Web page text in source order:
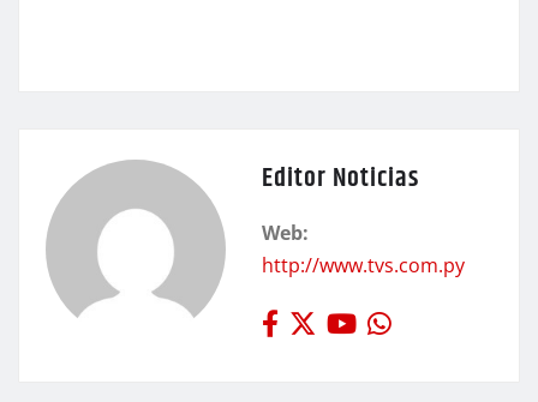
Editor Noticias
Web:
http://www.tvs.com.py